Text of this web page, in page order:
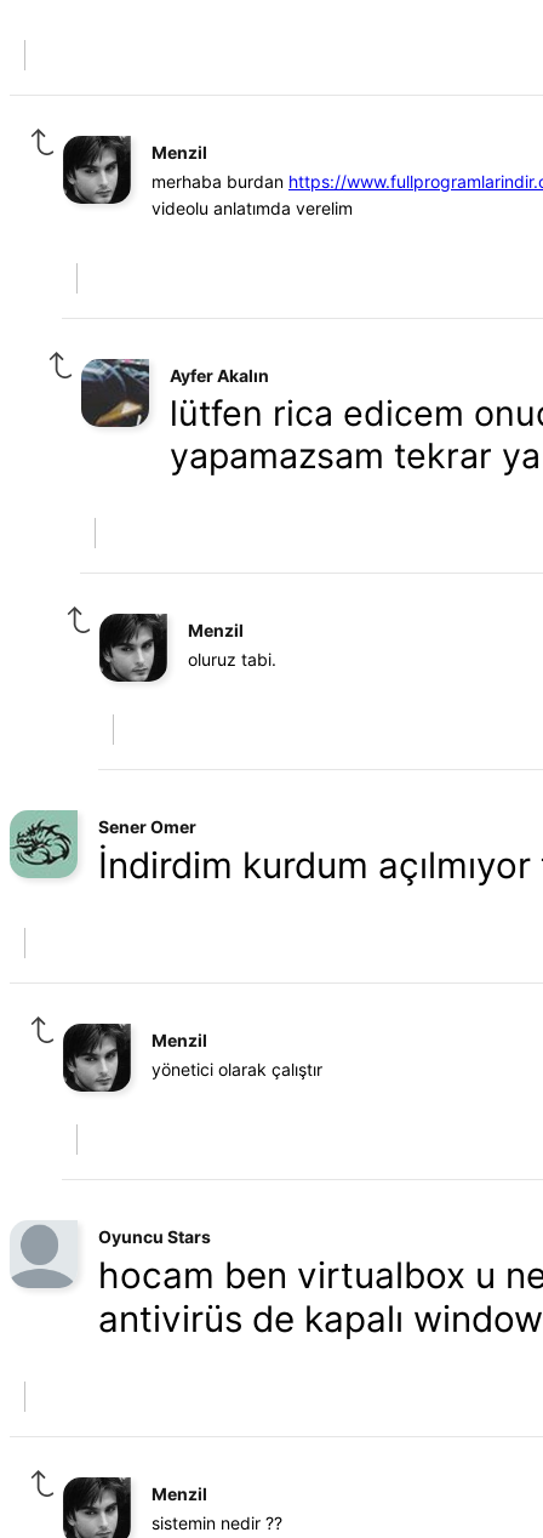
Menzil
merhaba burdan https://
videolu anlatımda verelim
Ayfer Akalın
lütfen rica edicem
yapamazsam tekrar
Menzil
oluruz tabi.
Sener Omer
İndirdim kurdum
Menzil
yönetici olarak çalıştır
Oyuncu Stars
hocam ben virtualbox u
antivirüs de kapalı
Menzil
sistemin nedir ??